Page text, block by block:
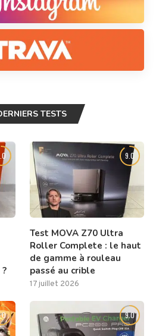
TESTS
9.0
Test MOVA Z70 Ultra
Roller Complete : le haut
de gamme à rouleau
passé au crible
17 juillet 2026
9.0